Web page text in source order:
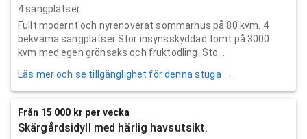
4 sängplatser
Fullt modernt och nyrenoverat sommarhus på 80 kvm. 4
bekväma sängplatser Stor insynsskyddad tomt på 3000
kvm med egen grönsaks och fruktodling. Sto...
Läs mer och se tillgänglighet för denna stuga →
Från 15 000 kr per vecka
Skärgårdsidyll med härlig havsutsikt.